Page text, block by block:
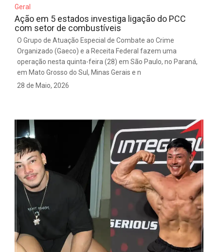
Geral
Ação em 5 estados investiga ligação do PCC
com setor de combustíveis
O Grupo de Atuação Especial de Combate ao Crime
Organizado (Gaeco) e a Receita Federal fazem uma
operação nesta quinta-feira (28) em São Paulo, no Paraná,
em Mato Grosso do Sul, Minas Gerais e n
28 de Maio, 2026